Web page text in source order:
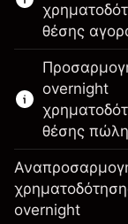
Μάθετε
CFDs
Knock-outs
θέσης
σας
overnight
θέσης
overnight